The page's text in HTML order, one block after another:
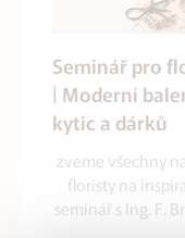
Seminář pro
| Moderní
kytic a dárků
zveme všechny
floristy na
seminář s Ing. F.